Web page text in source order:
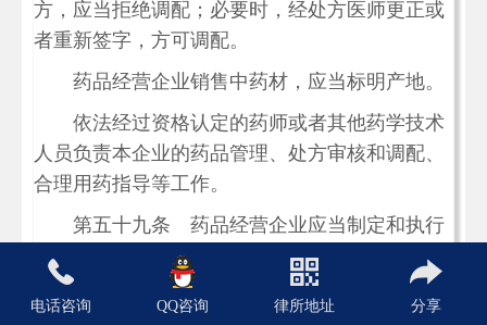
方，应当拒绝调配；必要时，经处方医师更正或
者重新签字，方可调配。
药品经营企业销售中药材，应当标明产地。
依法经过资格认定的药师或者其他药学技术
人员负责本企业的药品管理、处方审核和调配、
合理用药指导等工作。
第五十九条 药品经营企业应当制定和执行
药品保管制度，采取必要的冷藏、防冻、防潮、
防虫、防鼠等措施，保证药品质量。
电话咨询 QQ咨询 律所地址 分享